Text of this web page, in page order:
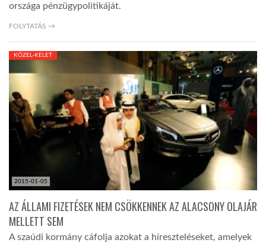
GLOBOTV BP
HÍR3D
TROPICALMAGAZIN
GLOBOTV
AFRIKA TUDÁSTÁR
országa pénzügypolitikáját.
FOLYTATÁS →
2015-01-05
KÖZEL-KELET
AZ ÁLLAMI FIZETÉSEK NEM CSÖKKENNEK AZ ALACSONY OLAJÁR
MELLETT SEM
A szaúdi kormány cáfolja azokat a híreszteléseket, amelyek